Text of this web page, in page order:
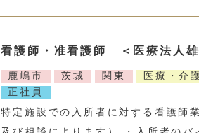
看護師・准看護師 ＜医療法人雄
鹿嶋市 茨城 関東 医療・介
正社員
特定施設での入所者に対する看護師